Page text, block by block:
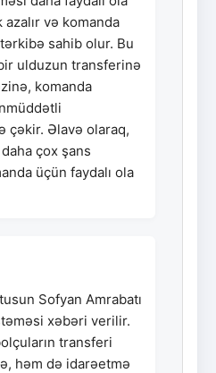
və komanda
sahib olur. Bu
ulduzun transferinə
komanda
çəkir. Əlavə olaraq,
çox şans
üçün faydalı ola
Sofyan Amrabatı
xəbəri verilir.
transferi
həm də idarəetmə